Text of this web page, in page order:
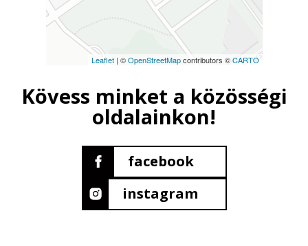
Leaflet| ©OpenStreetMapcontributors ©CARTO
Kövess minket a közösségi
oldalainkon!
facebook
instagram